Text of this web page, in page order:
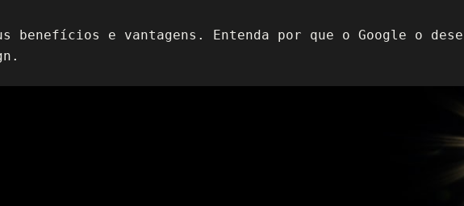
benefícios e vantagens. Entenda por que o Google o